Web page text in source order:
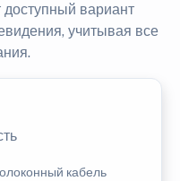
вариант
учитывая все
кабель